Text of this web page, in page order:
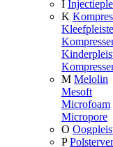
I
K
M Melolin
Mesoft
Microfoam
Micropore
O
P